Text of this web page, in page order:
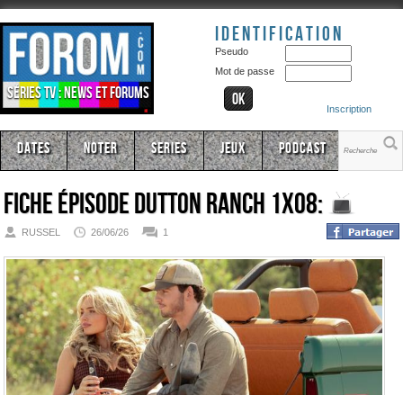
Séries TV : news et forums
Identification
Pseudo
Mot de passe
Inscription
Dates Noter Series Jeux Podcast
Fiche épisodeDutton Ranch 1x08:
RUSSEL 26/06/26 1